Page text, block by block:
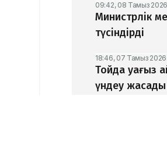
09:42, 08 Тамыз 2026
Министрлік
түсіндірді
18:46, 07 Тамыз 2026
Тойда уағыз
үндеу жасады